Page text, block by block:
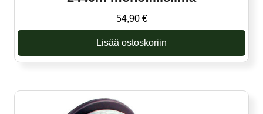
54,90 €
Lisää ostoskoriin